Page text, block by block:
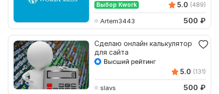
Выбор Kwork 5.0 (489)
Artem3443 500 ₽
Сделаю онлайн калькулятор
для сайта
5.0 (131)
slavs 500 ₽